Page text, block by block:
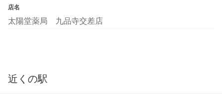
店名
太陽堂薬局 九品寺交差店
近くの駅